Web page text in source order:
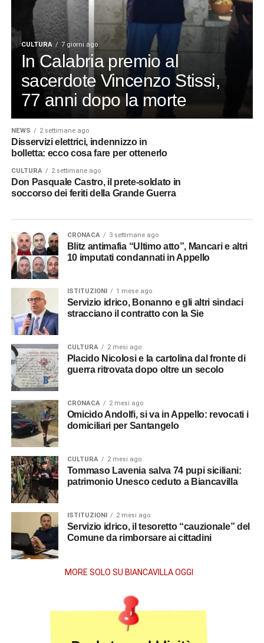
CULTURA 7 giorni ago
In Calabria premio al
sacerdote Vincenzo Stissi,
77 anni dopo la morte
NEWS 2 settimane ago
Disservizi elettrici, indennizzo in
bolletta: ecco cosa fare per ottenerlo
CULTURA 2 settimane ago
Don Pasquale Castro, il prete-soldato in
soccorso dei feriti della Grande Guerra
CRONACA 3 settimane ago
Blitz antimafia “Ultimo atto”, Mancari e altri
10 imputati condannati in Appello
ISTITUZIONI 1 mese ago
Servizio idrico, Bonanno e gli altri sindaci
stracciano il contratto con la Sie
CULTURA 2 mesi ago
Placido Nicolosi e la cartolina dal fronte di
guerra ritrovata dopo oltre un secolo
CRONACA 2 mesi ago
Omicido Andolfi, si va in Appello: revocati i
domiciliari per Santangelo
CULTURA 2 mesi ago
Tommaso Lavenia salva 74 pupi siciliani:
patrimonio Unesco ceduto a Biancavilla
ISTITUZIONI 2 mesi ago
Servizio idrico, il tesoretto “cauzionale” del
Comune da rimborsare ai cittadini
MORE SOLO SU BIANCAVILLA OGGI